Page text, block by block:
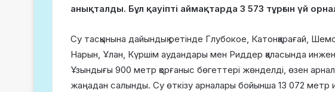
анықталды. Бұл қауіпті аймақтарда 3 573 тұрғын үй
Су тасқынына дайындық ретінде Глубокое, Катонқарағай,
Нарын, Ұлан, Күршім аудандары мен Риддер қаласында
Ұзындығы 900 метр қорғаныс бөгеттері жөнделді, өзен
жаңадан салынды. Су өткізу арналары бойынша 13 072 метр